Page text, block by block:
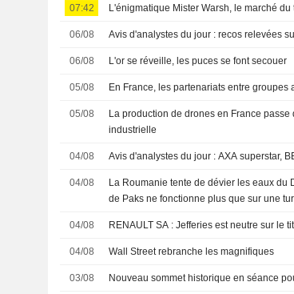
07:42 L'énigmatique Mister Warsh, le marché
06/08 Avis d'analystes du jour : recos relevées
06/08 L'or se réveille, les puces se font secouer
05/08 En France, les partenariats entre
05/08
La production de drones en France
industrielle
04/08 Avis d'analystes du jour : AXA superstar,
04/08
La Roumanie tente de dévier les eaux
de Paks ne fonctionne plus que sur une
04/08 RENAULT SA : Jefferies est neutre sur le
04/08 Wall Street rebranche les magnifiques
03/08 Nouveau sommet historique en séance